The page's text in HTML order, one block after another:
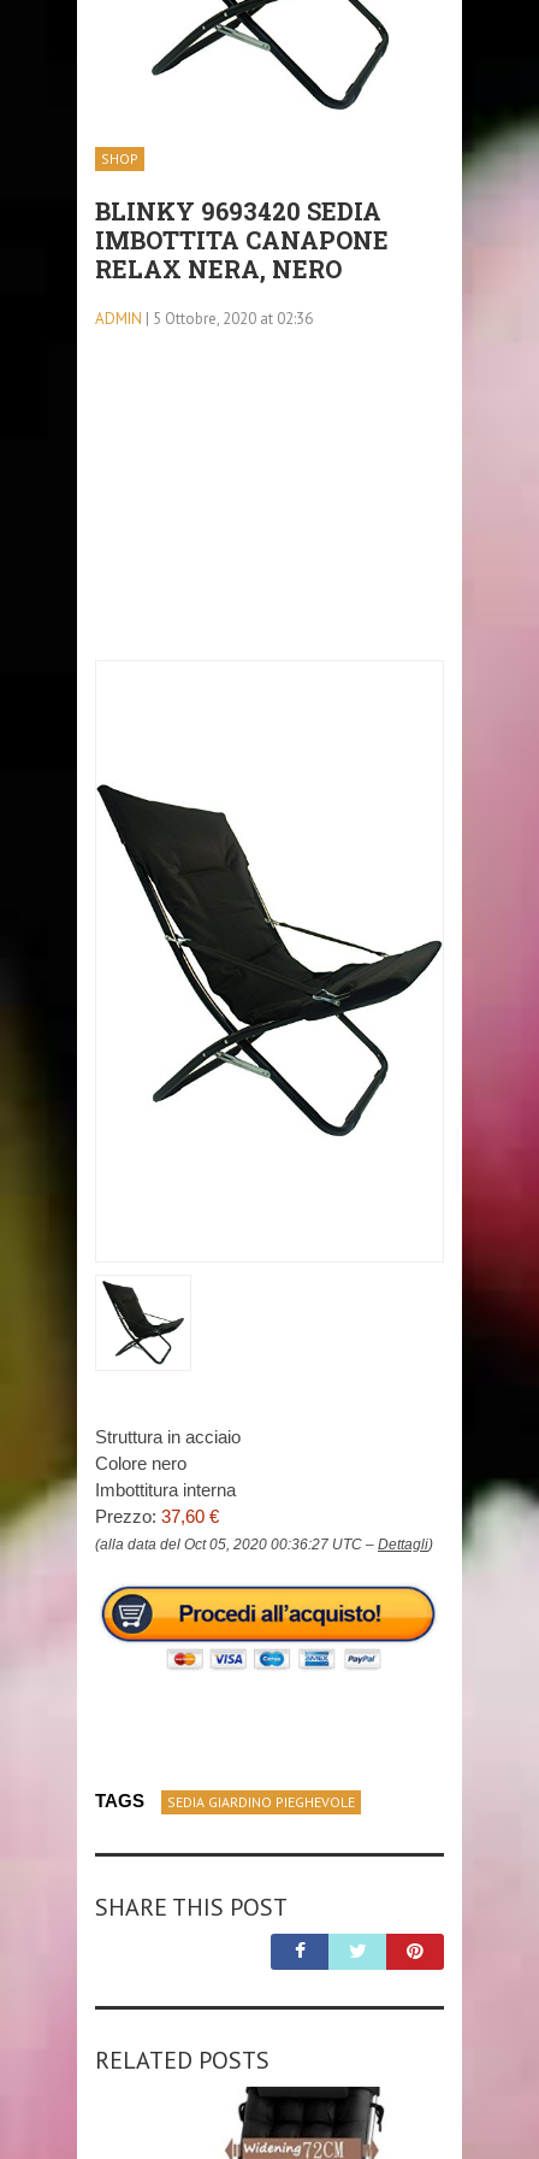
SHOP
BLINKY 9693420 SEDIA
IMBOTTITA CANAPONE
RELAX NERA, NERO
ADMIN | 5 Ottobre, 2020 at 02:36
Struttura in acciaio
Colore nero
Imbottitura interna
Prezzo: 37,60 €
(alla data del Oct 05, 2020 00:36:27 UTC – Dettagli)
TAGS SEDIA GIARDINO PIEGHEVOLE
SHARE THIS POST
RELATED POSTS